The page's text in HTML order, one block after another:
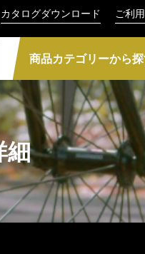
カタログダウンロード ご利
商品カテゴリーから
細